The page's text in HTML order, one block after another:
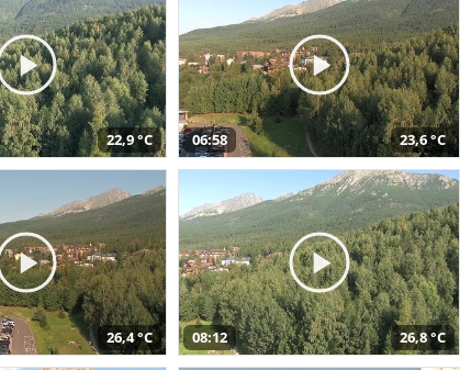
22,9 °C 06:58 23,6 °C
26,4 °C 08:12 26,8 °C